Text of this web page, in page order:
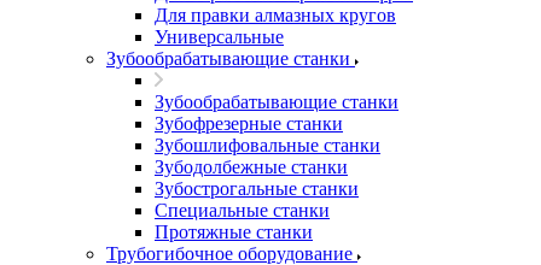
Для правки алмазных кругов
Универсальные
Зубообрабатывающие станки
Зубообрабатывающие станки
Зубофрезерные станки
Зубошлифовальные станки
Зубодолбежные станки
Зубострогальные станки
Специальные станки
Протяжные станки
Трубогибочное оборудование